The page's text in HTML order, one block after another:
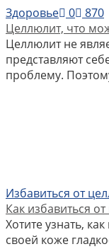
Здоровье 0
870
Целлюлит, что
Целлюлит не
представляют
проблему.
Избавиться от
Как избавиться
Хотите узнать,
своей коже